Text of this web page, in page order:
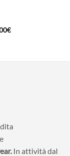
€Il
e
In attività dal